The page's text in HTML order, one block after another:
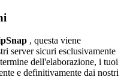
, questa viene
server sicuri esclusivamente
dell'elaborazione, i tuoi
e definitivamente dai nostri